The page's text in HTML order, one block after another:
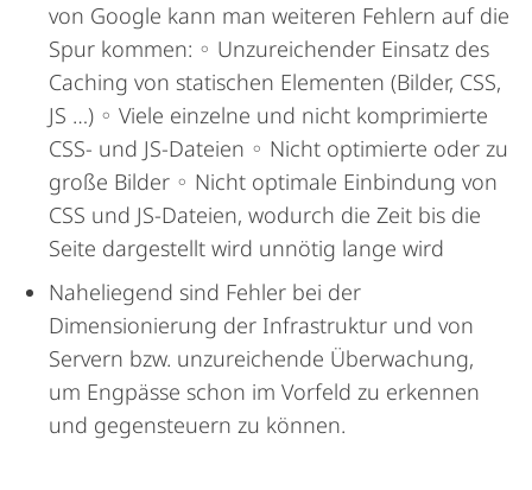
von Google kann man weiteren Fehlern auf die
Spur kommen: ◦ Unzureichender Einsatz des
Caching von statischen Elementen (Bilder, CSS,
JS …) ◦ Viele einzelne und nicht komprimierte
CSS- und JS-Dateien ◦ Nicht optimierte oder zu
große Bilder ◦ Nicht optimale Einbindung von
CSS und JS-Dateien, wodurch die Zeit bis die
Seite dargestellt wird unnötig lange wird
Naheliegend sind Fehler bei der
Dimensionierung der Infrastruktur und von
Servern bzw. unzureichende Überwachung,
um Engpässe schon im Vorfeld zu erkennen
und gegensteuern zu können.